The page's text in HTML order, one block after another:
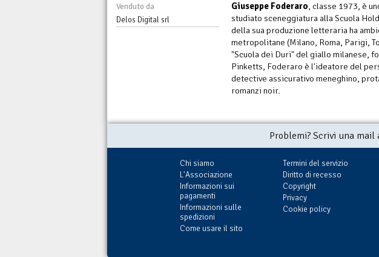
Venduto da
Delos Digital srl
Giuseppe Foderaro, classe 1973, è
studiato sceneggiatura alla Scuola
della sua produzione letteraria ha
metropolitane (Milano, Roma, Parigi,
"Scuola dei Duri" del giallo milanese,
Pinketts, Foderaro è l'ideatore del
detective assicurativo meneghino,
romanzi noir.
Problemi? Scrivi una mail
Chi siamo
L'Associazione
Informazioni sui
pagamenti
Informazioni sulle
spedizioni
Come usare il sito
Termini del servizio
Diritto di recesso
Copyright
Privacy
Cookie policy